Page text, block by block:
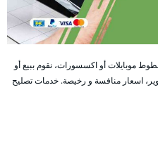
موبايلات أو اكسسورات، نقوم ببيع أو
اسعار منافسة و رخيصة. خدمات تصليح